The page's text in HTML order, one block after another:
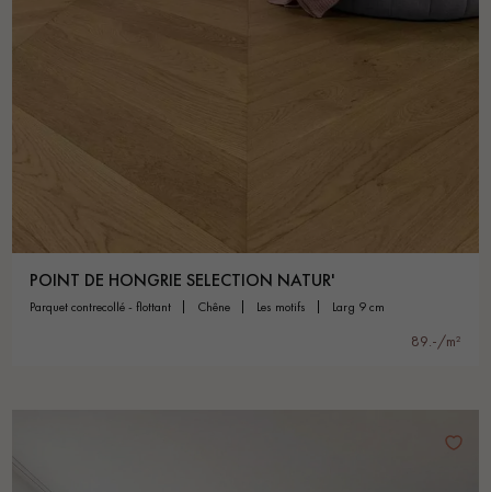
POINT DE HONGRIE SELECTION NATUR'
parquet contrecollé - flottant chêne les motifs larg 9 cm
89.-/m²